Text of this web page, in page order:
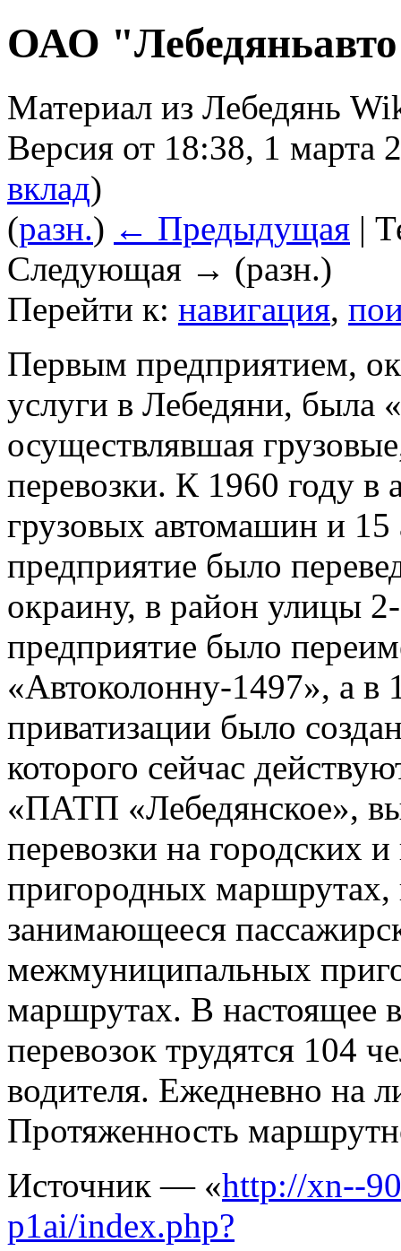
ОАО
Материал из Лебедянь
Версия от 18:38, 1 марта
вклад)
(разн.) ← Предыдущая |
Следующая → (разн.)
Перейти к: навигация,
Первым предприятием,
услуги в Лебедяни, была
осуществлявшая
перевозки. К 1960 году в
грузовых автомашин и 15
предприятие было
окраину, в район улицы
предприятие было
«Автоколонну-1497», а в
приватизации было
которого сейчас
«ПАТП «Лебедянское»,
перевозки на городских
пригородных
занимающееся
межмуниципальных
маршрутах. В настоящее
перевозок трудятся 104
водителя. Ежедневно на
Протяженность
Источник — «http://xn--
p1ai/index.php?